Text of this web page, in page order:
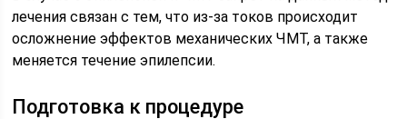
лечения связан с тем, что из-за токов происходит
осложнение эффектов механических ЧМТ, а также
меняется течение эпилепсии.
Подготовка к процедуре